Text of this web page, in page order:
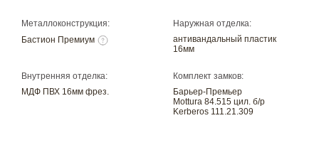
Металлоконструкция:
Бастион Премиум
Наружная отделка:
антивандальный пластик
16мм
Внутренняя отделка:
МДФ ПВХ 16мм фрез.
Комплект замков:
Барьер-Премьер
Mottura 84.515 цил. б/р
Kerberos 111.21.309